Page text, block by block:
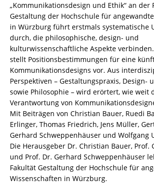
978-
3-
82-
605426-
6
Menge
„Kommunikationsdesign und Ethik“ an der
Gestaltung der Hochschule für
in Würzburg führt erstmals systematische
durch, die philosophische, design- und
kulturwissenschaftliche Aspekte
stellt Positionsbestimmungen für eine
Kommunikationsdesigns vor. Aus
Perspektiven – Gestaltungspraxis, Design-
sowie Philosophie – wird erörtert, wie weit
Verantwortung von
Mit Beiträgen von Christian Bauer, Ruedi
Erlinger, Thomas Friedrich, Jens Müller,
Gerhard Schweppenhäuser und Wolfgang
Die Herausgeber Dr. Christian Bauer, Prof.
und Prof. Dr. Gerhard Schweppenhäuser
Fakultät Gestaltung der Hochschule für
Wissenschaften in Würzburg.